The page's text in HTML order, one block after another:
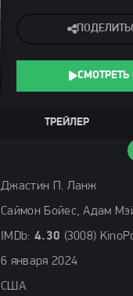
Джастин П. Ланж
Саймон Бойес, Адам
IMDb: 4.30 (3008)
6 января 2024
США
ТРЕЙЛЕР